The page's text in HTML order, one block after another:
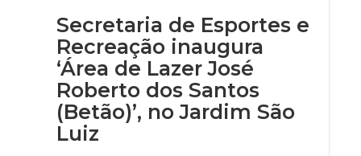
Secretaria de Esportes e
Recreação inaugura
‘Área de Lazer José
Roberto dos Santos
(Betão)’, no Jardim São
Luiz